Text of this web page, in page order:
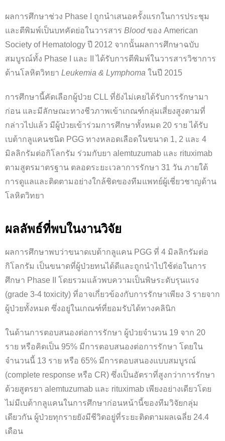
ผลการศึกษาช่วง Phase I ถูกนำเสนอครั้งแรกในการประชุม
และตีพิมพ์เป็นบทคัดย่อในวารสาร Bloodของ American
Society of Hematology ปี 2012 จากนั้นผลการศึกษาฉบับ
สมบูรณ์ทั้ง Phase I และ II ได้รับการตีพิมพ์ในวารสารวิชาการ
ด้านโลหิตวิทยา Leukemia & Lymphoma ในปี 2015
การศึกษานี้คัดเลือกผู้ป่วย CLL ที่ยังไม่เคยได้รับการรักษามา
ก่อน และมีลักษณะทางชีวภาพเข้าเกณฑ์กลุ่มเสี่ยงสูงตามที่
กล่าวไปแล้ว มีผู้ป่วยเข้าร่วมการศึกษาทั้งหมด 20 ราย ได้รับ
เบต้ากลูแคนชนิด PGG ทางหลอดเลือดในขนาด 1, 2 และ 4
มิลลิกรัมต่อกิโลกรัม ร่วมกับยา alemtuzumab และ rituximab
ตามสูตรมาตรฐาน ตลอดระยะเวลาการรักษา 31 วัน ภายใต้
การดูแลและติดตามอย่างใกล้ชิดของทีมแพทย์ผู้เชี่ยวชาญด้าน
โลหิตวิทยา
ผลลัพธ์ที่พบในงานวิจัย
ผลการศึกษาพบว่าขนาดเบต้ากลูแคน PGG ที่ 4 มิลลิกรัมต่อ
กิโลกรัม เป็นขนาดที่ผู้ป่วยทนได้ดีและถูกนำไปใช้ต่อในการ
ศึกษา Phase II โดยรวมแล้วพบความเป็นพิษระดับรุนแรง
(grade 3-4 toxicity) ที่อาจเกี่ยวข้องกับการรักษาเพียง 3 รายจาก
ผู้ป่วยทั้งหมด ซึ่งอยู่ในเกณฑ์ที่ยอมรับได้ทางคลินิก
ในด้านการตอบสนองต่อการรักษา ผู้ป่วยจำนวน 19 จาก 20
ราย หรือคิดเป็น 95% มีการตอบสนองต่อการรักษา โดยใน
จำนวนนี้ 13 ราย หรือ 65% มีการตอบสนองแบบสมบูรณ์
(complete response หรือ CR) ซึ่งเป็นอัตราที่สูงกว่าการรักษา
ด้วยสูตรยา alemtuzumab และ rituximab เพียงอย่างเดียวโดย
ไม่มีเบต้ากลูแคนในการศึกษาก่อนหน้านี้ของทีมวิจัยกลุ่ม
เดียวกัน ผู้ป่วยทุกรายยังมีชีวิตอยู่ที่ระยะติดตามผลเฉลี่ย 24.4
เดือน